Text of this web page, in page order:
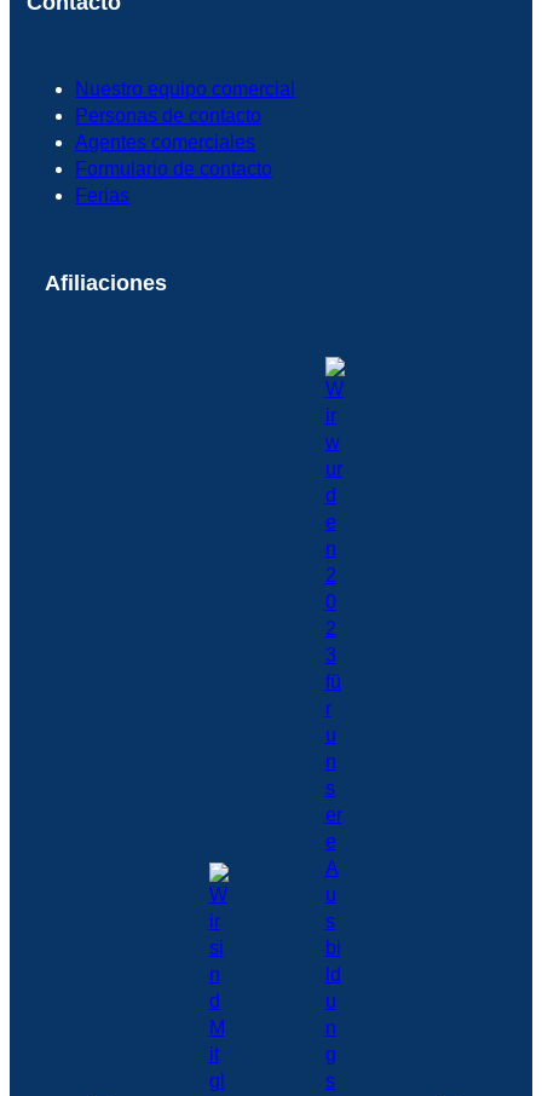
Nuestro equipo comercial
Personas de contacto
Agentes comerciales
Formulario de contacto
Ferias
Afiliaciones